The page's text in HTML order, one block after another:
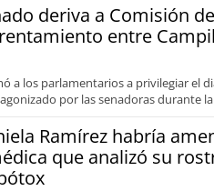
deriva a Comisión
entre
a los parlamentarios a privilegiar el
por las senadoras durante
Ramírez habría
que analizó su